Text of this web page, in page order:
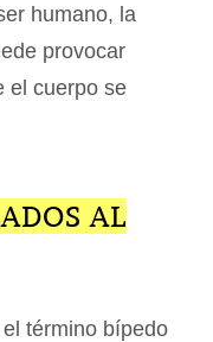
humano, la
provocar
el cuerpo se
AL
término bípedo